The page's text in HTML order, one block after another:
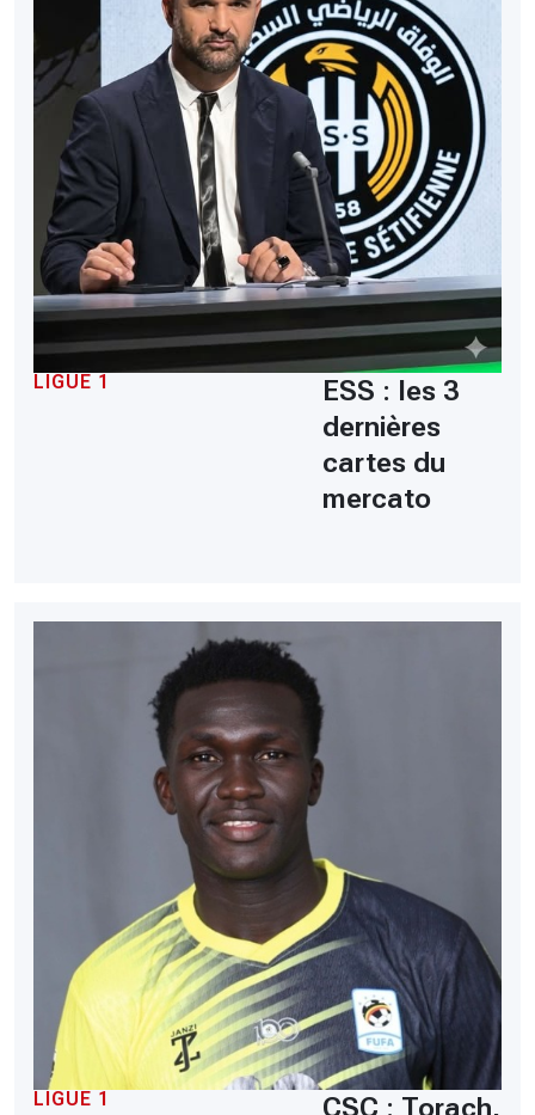
LIGUE 1
ESS : les 3
dernières
cartes du
mercato
LIGUE 1 CSC : Torach,